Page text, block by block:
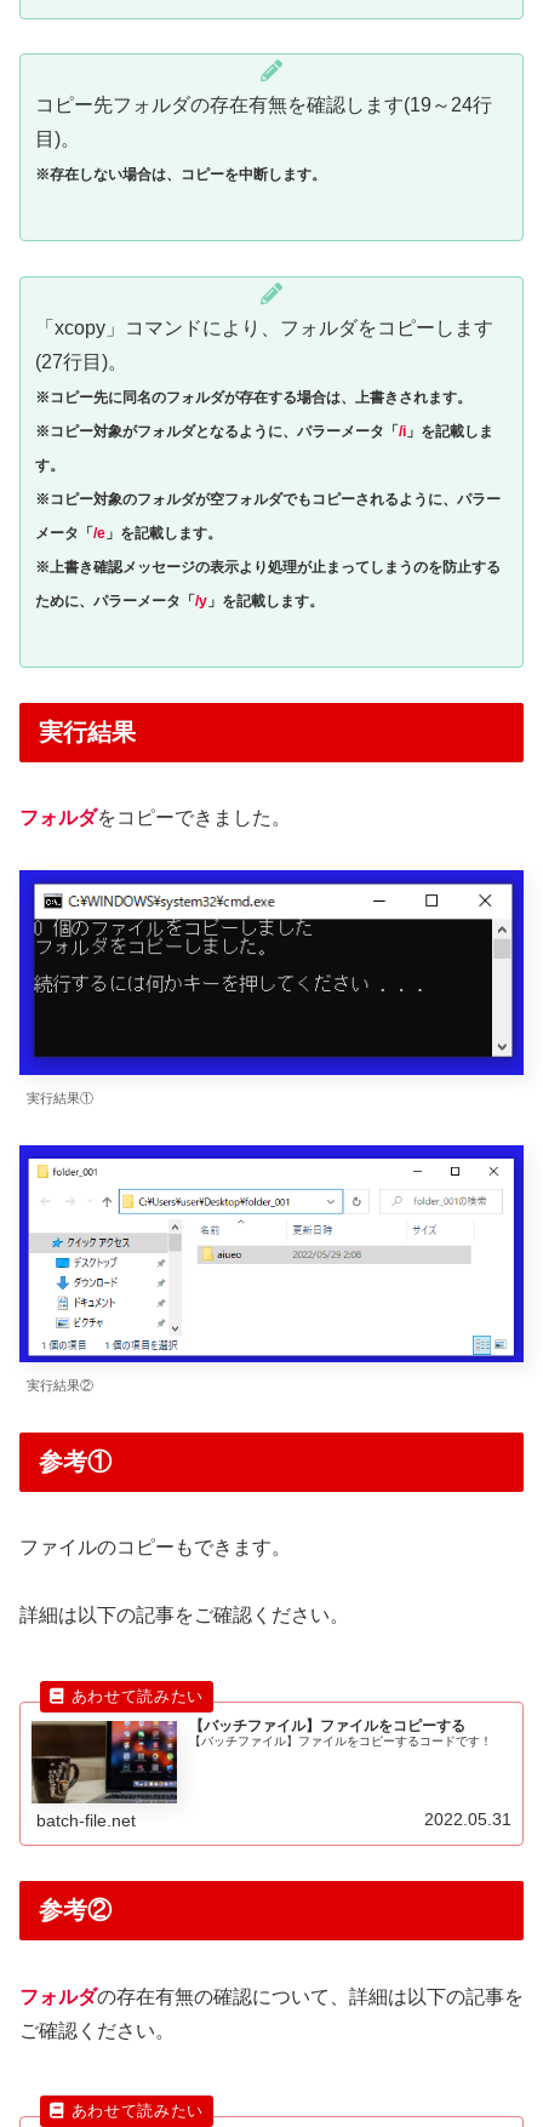
コピー先フォルダの存在有無を確認します(19～24行
目)。
※存在しない場合は、コピーを中断します。
「xcopy」コマンドにより、フォルダをコピーします
(27行目)。
※コピー先に同名のフォルダが存在する場合は、上書きされます。
※コピー対象がフォルダとなるように、パラーメータ「 /i 」を記載しま
す。
※コピー対象のフォルダが空フォルダでもコピーされるように、パラー
メータ「 /e 」を記載します。
※上書き確認メッセージの表示より処理が止まってしまうのを防止する
ために、パラーメータ「 /y 」を記載します。
実行結果
フォルダをコピーできました。
実行結果①
実行結果②
参考①
ファイルのコピーもできます。
詳細は以下の記事をご確認ください。
【バッチファイル】ファイルをコピーする
【バッチファイル】ファイルをコピーするコードです！
batch-file.net 2022.05.31
参考②
フォルダの存在有無の確認について、詳細は以下の記事を
ご確認ください。